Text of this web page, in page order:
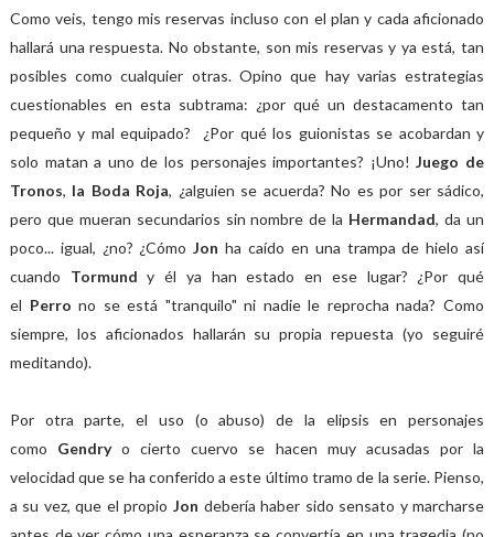
Como veis, tengo mis reservas incluso con el plan y cada aficionado
hallará una respuesta. No obstante, son mis reservas y ya está, tan
posibles como cualquier otras. Opino que hay varias estrategias
cuestionables en esta subtrama: ¿por qué un destacamento tan
pequeño y mal equipado? ¿Por qué los guionistas se acobardan y
solo matan a uno de los personajes importantes? ¡Uno!Juego de
Tronos, la Boda Roja, ¿alguien se acuerda? No es por ser sádico,
pero que mueran secundarios sin nombre de la Hermandad, da un
poco... igual, ¿no? ¿CómoJonha caído en una trampa de hielo así
cuando Tormundy él ya han estado en ese lugar? ¿Por qué
el Perrono se está "tranquilo" ni nadie le reprocha nada? Como
siempre, los aficionados hallarán su propia repuesta (yo seguiré
meditando).
Por otra parte, el uso (o abuso) de la elipsis en personajes
como Gendryo cierto cuervo se hacen muy acusadas por la
velocidad que se ha conferido a este último tramo de la serie. Pienso,
a su vez, que el propio Jon debería haber sido sensato y marcharse